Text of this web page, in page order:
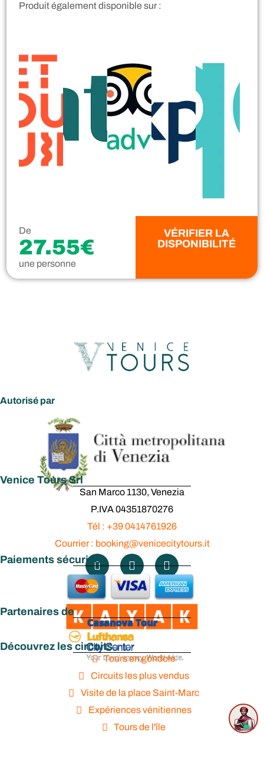
Produit également disponible sur :
De
27.55€
une personne
VÉRIFIER LA
DISPONIBILITÉ
Autorisé par
Venice Tours Srl
San Marco 1130, Venezia
P.IVA 04351870276
Tél : +39 0414761926
Courrier : booking@venicecitytours.it
Paiements sécurisés
Partenaires de
Découvrez les circuits
Tours en gondole
Circuits les plus vendus
Visite de la place Saint-Marc
Expériences vénitiennes
Tours de l'île